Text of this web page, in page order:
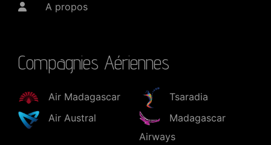
A propos
Compagnies Aériennes
Air Madagascar
Tsaradia
Air Austral
Madagascar
Airways